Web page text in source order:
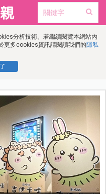
分析技術。若繼續閱覽本網站內
更多cookies資訊請閱讀我們的隱私